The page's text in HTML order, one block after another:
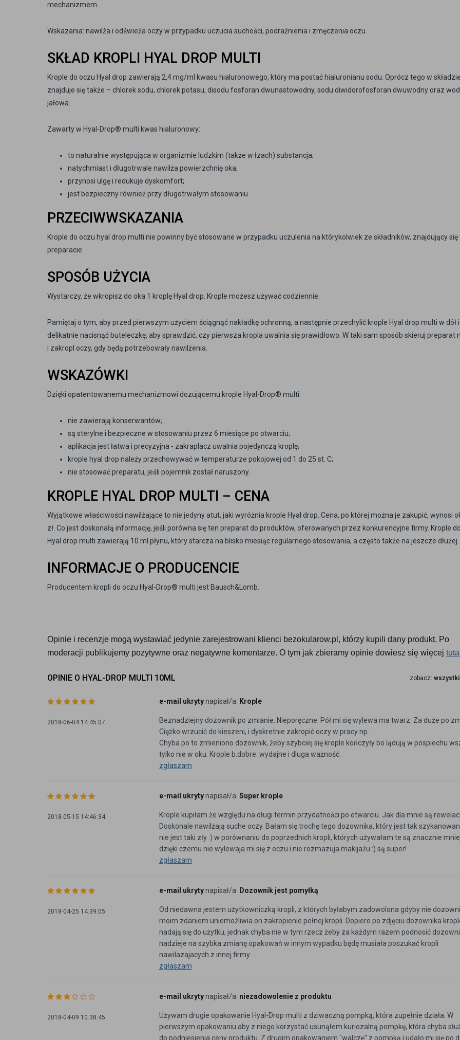
mechanizmem.
Wskazania: nawilża i odświeża oczy w przypadku uczucia suchości, podrażnienia i zmęczenia oczu.
SKŁAD KROPLI HYAL DROP MULTI
Krople do oczu Hyal drop zawierają 2,4 mg/ml kwasu hialuronowego, który ma postać hialuronianu sodu. Oprócz tego w składzie
znajduje się także – chlorek sodu, chlorek potasu, disodu fosforan dwunastowodny, sodu diwidorofosforan dwuwodny oraz
jałowa.
Zawarty w Hyal-Drop® multi kwas hialuronowy:
to naturalnie występująca w organizmie ludzkim (także w łzach) substancja;
natychmiast i długotrwale nawilża powierzchnię oka;
przynosi ulgę i redukuje dyskomfort;
jest bezpieczny również przy długotrwałym stosowaniu.
PRZECIWWSKAZANIA
Krople do oczu hyal drop multi nie powinny być stosowane w przypadku uczulenia na którykolwiek ze składników, znajdujący się
preparacie.
SPOSÓB UŻYCIA
Wystarczy, że wkropisz do oka 1 kroplę Hyal drop. Krople możesz używać codziennie.
Pamiętaj o tym, aby przed pierwszym użyciem ściągnąć nakładkę ochronną, a następnie przechylić krople Hyal drop multi w dół i
delikatnie nacisnąć buteleczkę, aby sprawdzić, czy pierwsza kropla uwalnia się prawidłowo. W taki sam sposób skieruj preparat
i zakropl oczy, gdy będą potrzebowały nawilżenia.
WSKAZÓWKI
Dzięki opatentowanemu mechanizmowi dozującemu krople Hyal-Drop® multi:
nie zawierają konserwantów;
są sterylne i bezpieczne w stosowaniu przez 6 miesiące po otwarciu;
aplikacja jest łatwa i precyzyjna - zakraplacz uwalnia pojedynczą kroplę;
krople hyal drop należy przechowywać w temperaturze pokojowej od 1 do 25 st. C;
nie stosować preparatu, jeśli pojemnik został naruszony.
KROPLE HYAL DROP MULTI – CENA
Wyjątkowe właściwości nawilżające to nie jedyny atut, jaki wyróżnia krople Hyal drop. Cena, po której można je zakupić, wynosi
zł. Co jest doskonałą informację, jeśli porówna się ten preparat do produktów, oferowanych przez konkurencyjne firmy. Krople
Hyal drop multi zawierają 10 ml płynu, który starcza na blisko miesiąc regularnego stosowania, a często także na jeszcze dłużej.
INFORMACJE O PRODUCENCIE
Producentem kropli do oczu Hyal-Drop® multi jest Bausch&Lomb.
Opinie i recenzje mogą wystawiać jedynie zarejestrowani klienci bezokularow.pl, którzy kupili dany produkt. Po
moderacji publikujemy pozytywne oraz negatywne komentarze. O tym jak zbieramy opinie dowiesz się więcej
OPINIE O HYAL-DROP MULTI 10ML zobacz:
2018-06-04 14:45:07
e-mail ukrytynapisał/a: Krople
Beznadziejny dozownik po zmianie. Nieporęczne. Pół mi się wylewa ma twarz. Za duże po
Ciężko wrzucić do kieszeni, i dyskretnie zakropić oczy w pracy np.
Chyba po to zmieniono dozownik, żeby szybciej się krople kończyły bo lądują w pospiechu
tylko nie w oku. Krople b.dobre. wydajne i dluga ważność.
zgłaszam
2018-05-15 14:46:34
e-mail ukrytynapisał/a: Super krople
Krople kupiłam że względu na długi termin przydatności po otwarciu. Jak dla mnie są
Doskonale nawilżają suche oczy. Bałam się trochę tego dozownika, który jest tak
nie jest taki zły :) w porównaniu do poprzednich kropli, których używałam te są znacznie
dzięki czemu nie wylewaja mi się z oczu i nie rozmazuja makijażu :) są super!
zgłaszam
2018-04-25 14:39:05
e-mail ukrytynapisał/a: Dozownik jest pomyłką
Od niedawna jestem użytkowniczką kropli, z których byłabym zadowolona gdyby nie
moim zdaniem uniemożliwia on zakropienie pełnej kropli. Dopiero po zdjęciu dozownika
nadają się do użytku, jednak chyba nie w tym rzecz żeby za każdym razem podnosić
nadzieje na szybka zmianę opakowań w innym wypadku będę musiała poszukać kropli
nawilazajacych z innej firmy.
zgłaszam
2018-04-09 10:38:45
e-mail ukrytynapisał/a: niezadowolenie z produktu
Używam drugie opakowanie Hyal-Drop multi z dziwaczną pompką, która zupełnie działa. W
pierwszym opakowaniu aby z niego korzystać usunąłem kuriozalną pompkę, która chyba
do podniesienia ceny produktu. Z drugim opakowaniem "walczę" z pompką i udało mi się po